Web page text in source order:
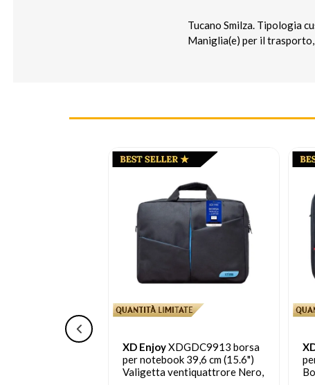
Tucano Smilza. Tipologia
Maniglia(e) per il
XD EnjoyXDGDC9913 borsa
per notebook 39,6 cm (15.6")
Valigetta ventiquattrore Nero,